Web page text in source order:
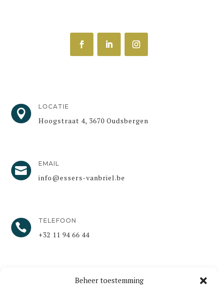
Beheer toestemming

LOCATIE
Hoogstraat 4, 3670 Oudsbergen

EMAIL
info@essers-vanbriel.be

TELEFOON
+32 11 94 66 44​